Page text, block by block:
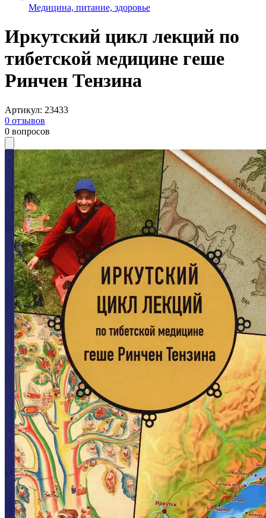
Медицина, питание, здоровье
Иркутский цикл лекций по
тибетской медицине геше
Ринчен Тензина
Артикул: 23433
0 отзывов
0 вопросов